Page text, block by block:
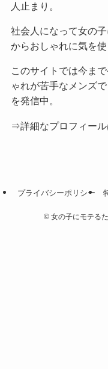
人止まり。
社会人になって女の
からおしゃれに気を使
このサイトでは今ま
ゃれが苦手なメンズ
を発信中。
⇒詳細なプロフィール
プライバシーポリシー
©女の子にモテる